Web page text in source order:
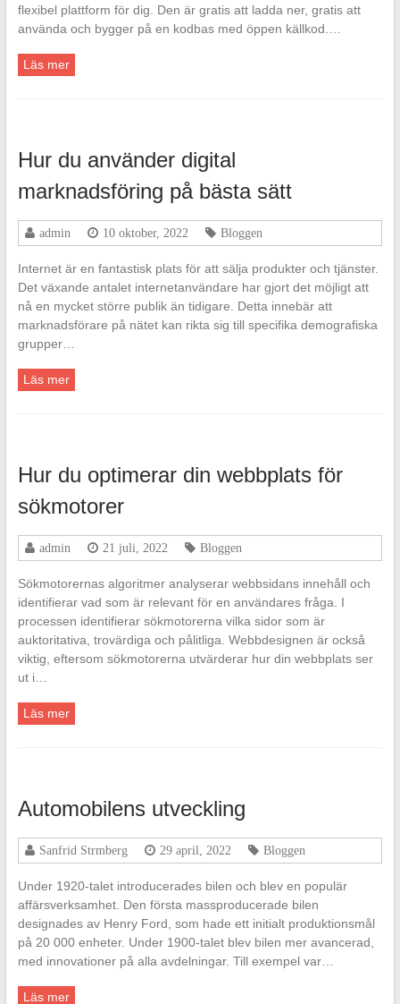
flexibel plattform för dig. Den är gratis att ladda ner, gratis att
använda och bygger på en kodbas med öppen källkod.…
Läs mer
Hur du använder digital
marknadsföring på bästa sätt
admin 10 oktober, 2022 Bloggen
Internet är en fantastisk plats för att sälja produkter och tjänster.
Det växande antalet internetanvändare har gjort det möjligt att
nå en mycket större publik än tidigare. Detta innebär att
marknadsförare på nätet kan rikta sig till specifika demografiska
grupper…
Läs mer
Hur du optimerar din webbplats för
sökmotorer
admin 21 juli, 2022 Bloggen
Sökmotorernas algoritmer analyserar webbsidans innehåll och
identifierar vad som är relevant för en användares fråga. I
processen identifierar sökmotorerna vilka sidor som är
auktoritativa, trovärdiga och pålitliga. Webbdesignen är också
viktig, eftersom sökmotorerna utvärderar hur din webbplats ser
ut i…
Läs mer
Automobilens utveckling
Sanfrid Strmberg 29 april, 2022 Bloggen
Under 1920-talet introducerades bilen och blev en populär
affärsverksamhet. Den första massproducerade bilen
designades av Henry Ford, som hade ett initialt produktionsmål
på 20 000 enheter. Under 1900-talet blev bilen mer avancerad,
med innovationer på alla avdelningar. Till exempel var…
Läs mer